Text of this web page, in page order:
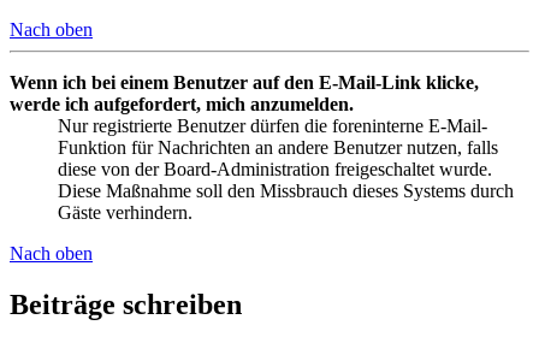
Nach oben
Wenn ich bei einem Benutzer auf den E-Mail-Link klicke,
werde ich aufgefordert, mich anzumelden.
Nur registrierte Benutzer dürfen die foreninterne E-Mail-
Funktion für Nachrichten an andere Benutzer nutzen, falls
diese von der Board-Administration freigeschaltet wurde.
Diese Maßnahme soll den Missbrauch dieses Systems durch
Gäste verhindern.
Nach oben
Beiträge schreiben